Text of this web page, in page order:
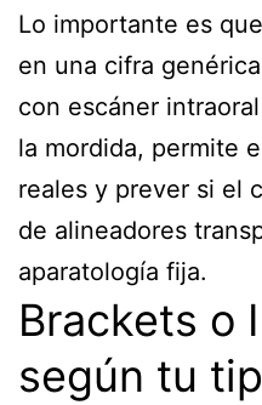
Lo importante es
en una cifra
con escáner
la mordida, permite
reales y prever si el
de alineadores
aparatología fija.
Brackets o
según tu